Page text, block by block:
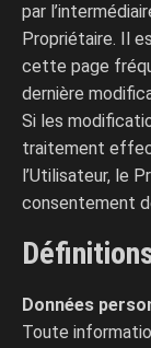
par
Propriétaire. Il
cette page
dernière
Si les
traitement
l’Utilisateur, le
consentement
Données
Toute